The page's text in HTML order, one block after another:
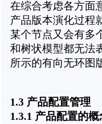
在综合考虑各方面
产品版本演化过程
某个节点又会有多
和树状模型都无
所示的有向无环图
1.3 产品配置管理
1.3.1 产品配置的概